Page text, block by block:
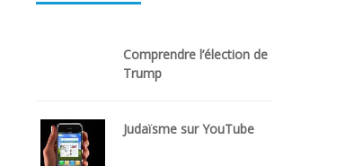
Comprendre l’élection de
Trump
Judaïsme sur YouTube